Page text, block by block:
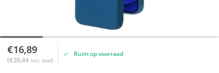
€16,89
(€20,44 Incl. btw)
Ruim op voorraad